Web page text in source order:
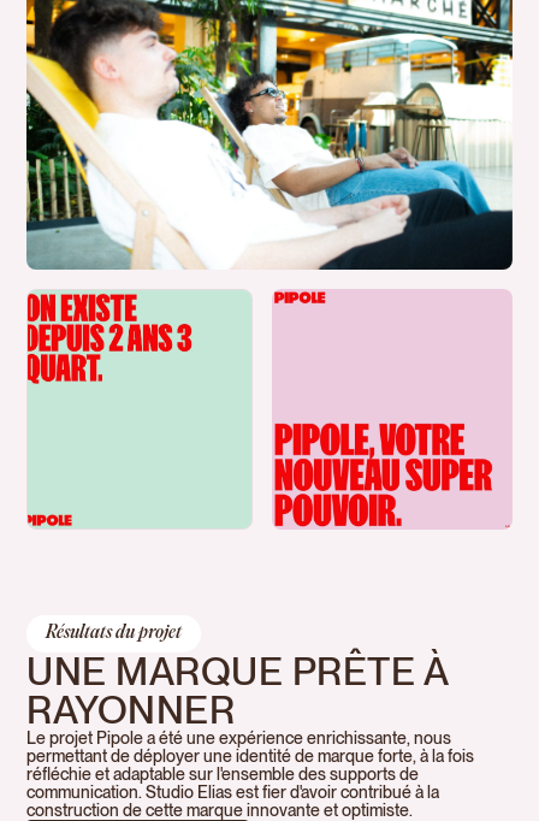
Résultats du projet
UNE MARQUE PRÊTE À
RAYONNER
Le projet Pipole a été une expérience enrichissante, nous
permettant de déployer une identité de marque forte, à la fois
réfléchie et adaptable sur l'ensemble des supports de
communication. Studio Elias est fier d'avoir contribué à la
construction de cette marque innovante et optimiste.